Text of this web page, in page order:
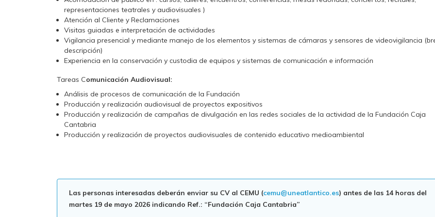
representaciones teatrales y audiovisuales )
Atención al Cliente y Reclamaciones
Visitas guiadas e interpretación de actividades
Vigilancia presencial y mediante manejo de los elementos y sistemas de cámaras y sensores de videovigilancia
descripción)
Experiencia en la conservación y custodia de equipos y sistemas de comunicación e información
Tareas Comunicación Audiovisual:
Análisis de procesos de comunicación de la Fundación
Producción y realización audiovisual de proyectos expositivos
Producción y realización de campañas de divulgación en las redes sociales de la actividad de la Fundación Caja
Cantabria
Producción y realización de proyectos audiovisuales de contenido educativo medioambiental
Las personas interesadas deberán enviar su CV al CEMU (cemu@uneatlantico.es) antes de las 14 horas del
martes 19 de mayo 2026 indicando Ref.: “Fundación Caja Cantabria”